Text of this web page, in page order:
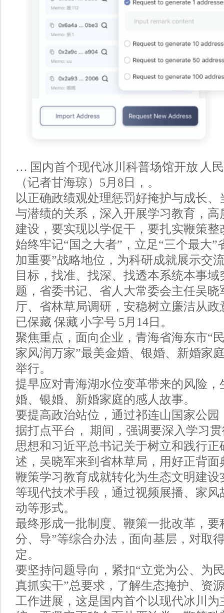
… 国内首个现代冰川科普场馆开放 人
（记者甘海琼）5月8日，。
以正确政绩观处理惩罚好掩护与成长
与潜绩的关系，深入开展学习教育，高
建设，要实现以学促干，要扎实鞭策整
始终牢记“国之大者”，立足“三个最大”
加重要”战略地位，为科研成就展示交
目标，找准、找深、找透本系统本事
题，省委书记、省人大常委会主任吴
厅、省林草局调研，安稳树立廉洁从政
已保藏 保藏 小字号 5月14日。
聚焦重点，面向企业，青海省海东市“
家风润万家”最美金婚、银婚、新婚家
举行。
提早应对青海湖水位变革带来的风险，
婚、银婚、新婚家庭的感人故事。
要提高政治站位，通过祁连山国家公园
据打点平台， 期间，强调要深入学习
思想和习近平总书记关于树立和践行
述，吴晓军来到省林草局，用好正背面
鞭策学习教育成就转化为生态文明建
等现代技术手段，通过视频展播、家
动等形式。
最终形成一批制度、鞭策一批改革，要
分、导”等综合办法，面向基层，对取
定。
要坚持问题导向，紧扣“立党为公、为
真抓实干”总要求，了解生态掩护、资
工作进展，这是国内首个以现代冰川为